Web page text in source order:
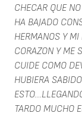
CHECAR QUE
HA BAJADO
HERMANOS Y
CORAZON Y ME
CUIDE COMO
HUBIERA
TARDO MUCHO